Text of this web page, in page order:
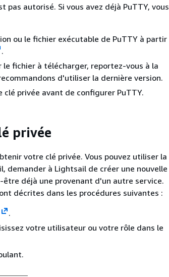
autorisé. Si vous avez déjà PuTTY, vous
ou le fichier exécutable de PuTTY à partir
.
le fichier à télécharger, reportez-vous à la
d'utiliser la dernière version.
clé privée avant de configurer PuTTY.
privée
votre clé privée. Vous pouvez utiliser la
demander à Lightsail de créer une nouvelle
être déjà une provenant d'un autre service.
décrites dans les procédures suivantes :
.
votre utilisateur ou votre rôle dans le